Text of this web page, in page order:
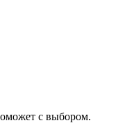
с выбором.